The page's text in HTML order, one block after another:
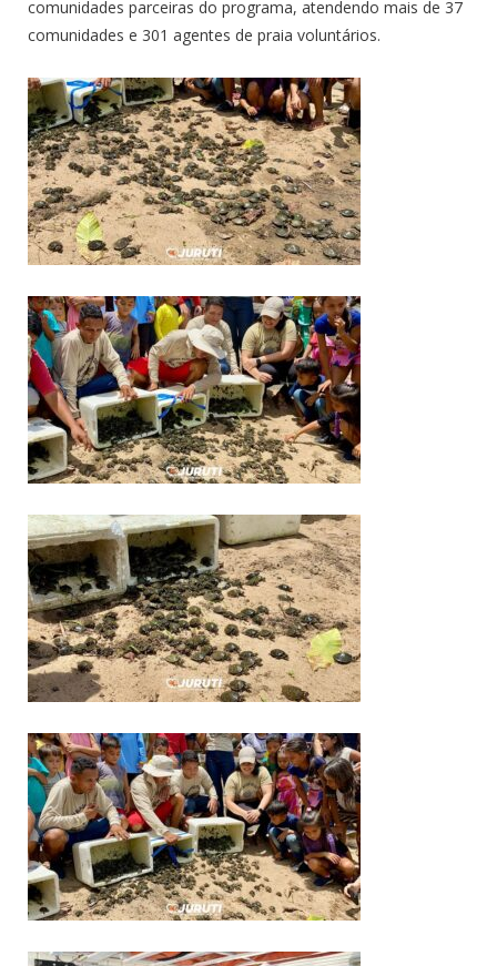
comunidades parceiras do programa, atendendo mais de 37
comunidades e 301 agentes de praia voluntários.